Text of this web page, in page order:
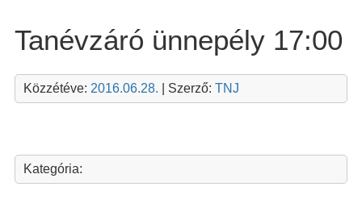
Tanévzáró ünnepély 17:00
Közzétéve: 2016.06.28. | Szerző: TNJ
Kategória: